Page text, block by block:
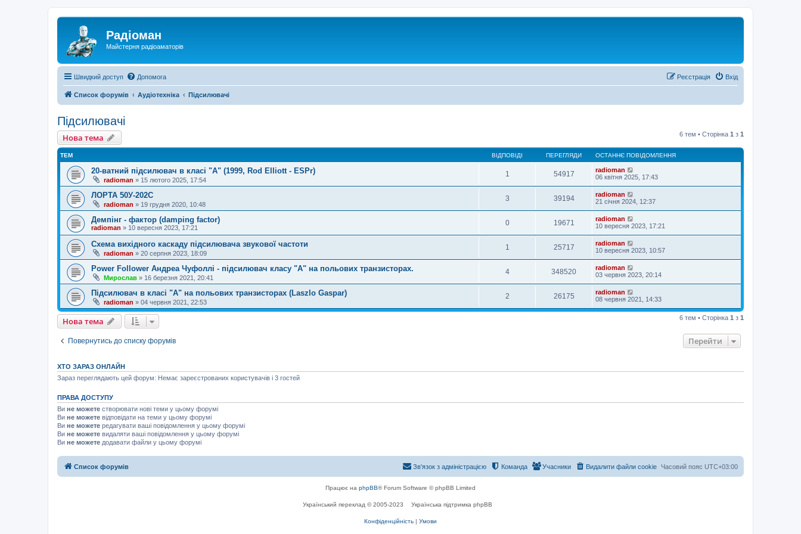
Радіоман
Майстерня радіоаматорів
Швидкий доступ Допомога Вхід
Реєстрація
Список форумів Аудіотехніка Підсилювачі
Підсилювачі
Нова тема 6 тем • Сторінка 1 з 1
ТЕМ ВІДПОВІДІ ПЕРЕГЛЯДИ ОСТАННЄ ПОВІДОМЛЕННЯ
20-ватний підсилювач в класі "А" (1999, Rod Elliott - ESPr)
radioman » 15 лютого 2025, 17:54
1 54917
radioman
06 квітня 2025, 17:43
ЛОРТА 50У-202С
radioman » 19 грудня 2020, 10:48
3 39194
radioman
21 січня 2024, 12:37
Демпінг - фактор (damping factor)
radioman » 10 вересня 2023, 17:21
0 19671
radioman
10 вересня 2023, 17:21
Схема вихідного каскаду підсилювача звукової частоти
radioman » 20 серпня 2023, 18:09
1 25717
radioman
10 вересня 2023, 10:57
Power Follower Андреа Чуфоллі - підсилювач класу "А" на польових транзисторах.
Мирослав » 16 березня 2021, 20:41
4 348520
radioman
03 червня 2023, 20:14
Підсилювач в класі "А" на польових транзисторах (Laszlo Gaspar)
radioman » 04 червня 2021, 22:53
2 26175
radioman
08 червня 2021, 14:33
Нова тема 6 тем • Сторінка 1 з 1
Повернутись до списку форумів Перейти
ХТО ЗАРАЗ ОНЛАЙН
Зараз переглядають цей форум: Немає зареєстрованих користувачів і 3 гостей
ПРАВА ДОСТУПУ
Ви не можете створювати нові теми у цьому форумі
Ви не можете відповідати на теми у цьому форумі
Ви не можете редагувати ваші повідомлення у цьому форумі
Ви не можете видаляти ваші повідомлення у цьому форумі
Ви не можете додавати файли у цьому форумі
Список форумів Часовий пояс UTC+03:00
Видалити файли cookie
Учасники
Команда
Зв'язок з адміністрацією
Працює на phpBB® Forum Software © phpBB Limited
Український переклад © 2005-2023 Українська підтримка phpBB
Конфіденційність | Умови